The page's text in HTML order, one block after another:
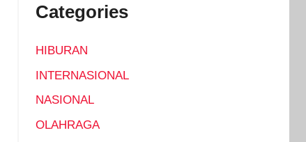
Categories
HIBURAN
INTERNASIONAL
NASIONAL
OLAHRAGA